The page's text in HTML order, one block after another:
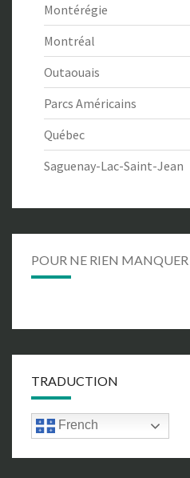
Montérégie
Montréal
Outaouais
Parcs Américains
Québec
Saguenay-Lac-Saint-Jean
POUR NE RIEN MANQUER
TRADUCTION
French